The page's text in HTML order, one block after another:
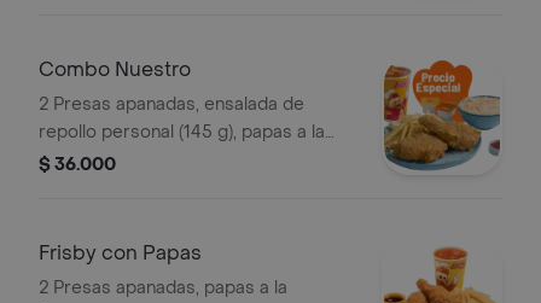
Combo Nuestro
2 Presas apanadas, ensalada de
repollo personal (145 g), papas a la
francesa mediana (60 g) y gaseosa
$ 36.000
Frisby con Papas
2 Presas apanadas, papas a la